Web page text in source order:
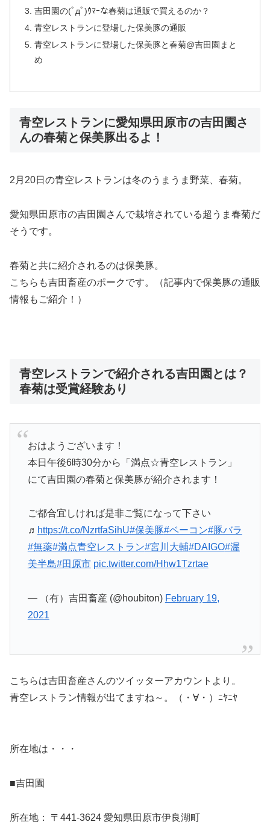
吉田園の(ﾟдﾟ)ｳﾏｰな春菊は通販で買えるのか？
青空レストランに登場した保美豚の通販
青空レストランに登場した保美豚と春菊@吉田園まと
め
青空レストランに愛知県田原市の吉田園さ
んの春菊と保美豚出るよ！
2月20日の青空レストランは冬のうまうま野菜、春菊。
愛知県田原市の吉田園さんで栽培されている超うま春菊だ
そうです。
春菊と共に紹介されるのは保美豚。
こちらも吉田畜産のポークです。
（記事内で保美豚の通販
情報もご紹介！）
青空レストランで紹介される吉田園とは？
春菊は受賞経験あり
おはようございます！
本日午後6時30分から「満点☆青空レストラン」
にて吉田園の春菊と保美豚が紹介されます！
ご都合宜しければ是非ご覧になって下さい
♬ https://t.co/NzrtfaSihU#保美豚#ベーコン#豚バラ
#無薬#満点青空レストラン#宮川大輔#DAIGO#渥
美半島#田原市 pic.twitter.com/Hhw1Tzrtae
— （有）吉田畜産 (@houbiton) February 19,
2021
こちらは吉田畜産さんのツイッターアカウントより。
青空レストラン情報が出てますね～。（・∀・）ﾆﾔﾆﾔ
所在地は・・・
■吉田園
所在地： 〒441-3624 愛知県田原市伊良湖町